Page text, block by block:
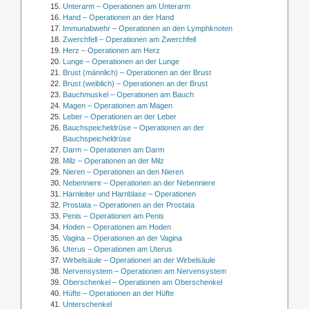
Unterarm – Operationen am Unterarm
Hand – Operationen an der Hand
Immunabwehr – Operationen an den Lymphknoten
Zwerchfell – Operationen am Zwerchfell
Herz – Operationen am Herz
Lunge – Operationen an der Lunge
Brust (männlich) – Operationen an der Brust
Brust (weiblich) – Operationen an der Brust
Bauchmuskel – Operationen am Bauch
Magen – Operationen am Magen
Leber – Operationen an der Leber
Bauchspeicheldrüse – Operationen an der
Bauchspeicheldrüse
Darm – Operationen am Darm
Milz – Operationen an der Milz
Nieren – Operationen an den Nieren
Nebenniere – Operationen an der Nebenniere
Harnleiter und Harnblase – Operationen
Prostata – Operationen an der Prostata
Penis – Operationen am Penis
Hoden – Operationen am Hoden
Vagina – Operationen an der Vagina
Uterus – Operationen am Uterus
Wirbelsäule – Operationen an der Wirbelsäule
Nervensystem – Operationen am Nervensystem
Oberschenkel – Operationen am Oberschenkel
Hüfte – Operationen an der Hüfte
Unterschenkel